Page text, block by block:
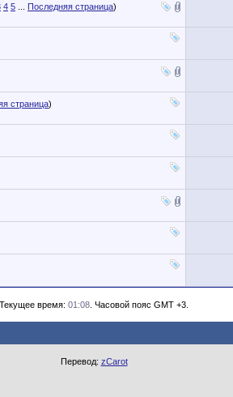
4 5 Последняя страница)
страница)
Текущее время: 01:08 . Часовой пояс GMT +3.
Перевод: zCarot